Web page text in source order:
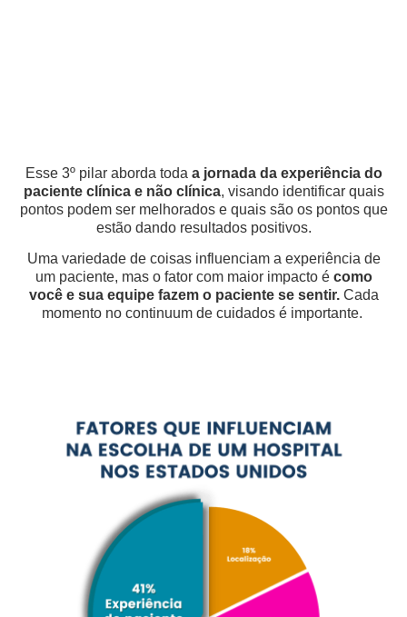
Esse 3º pilar aborda toda a jornada da experiência do
paciente clínica e não clínica, visando identificar quais
pontos podem ser melhorados e quais são os pontos que
estão dando resultados positivos.
Uma variedade de coisas influenciam a experiência de
um paciente, mas o fator com maior impacto é como
você e sua equipe fazem o paciente se sentir.Cada
momento no continuum de cuidados é importante.